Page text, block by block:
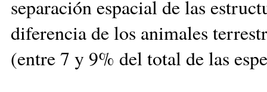
separación espacial de las
diferencia de los animales
(entre 7 y 9% del total de las